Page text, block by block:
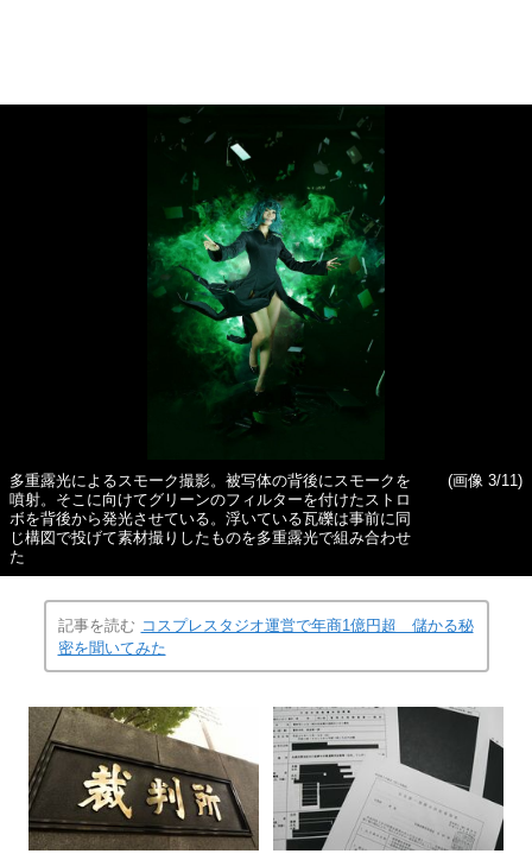
多重露光によるスモーク撮影。被写体の背後にスモークを
噴射。そこに向けてグリーンのフィルターを付けたストロ
ボを背後から発光させている。浮いている瓦礫は事前に同
じ構図で投げて素材撮りしたものを多重露光で組み合わせ
た
(画像 3/11)
記事を読む コスプレスタジオ運営で年商1億円超 儲かる秘
密を聞いてみた